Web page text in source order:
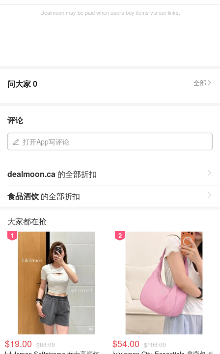
Dealmoon may be paid when users buy items via our links.
问大家0 全部
评论
打开App写评论
dealmoon.ca 的全部折扣
食品酒饮 的全部折扣
大家都在抢
1
$19.00 $88.00
2
$54.00 $108.00